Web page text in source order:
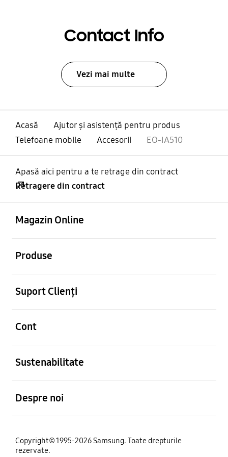
Contact Info
Vezi mai multe
Acasă
Ajutor și asistență pentru produs
Telefoane mobile
Accesorii EO-IA510
Apasă aici pentru a te retrage din contract
Retragere din contract
Magazin Online
Produse
Suport Clienți
Cont
Sustenabilitate
Despre noi
Copyright© 1995-2026 Samsung. Toate drepturile
rezervate.